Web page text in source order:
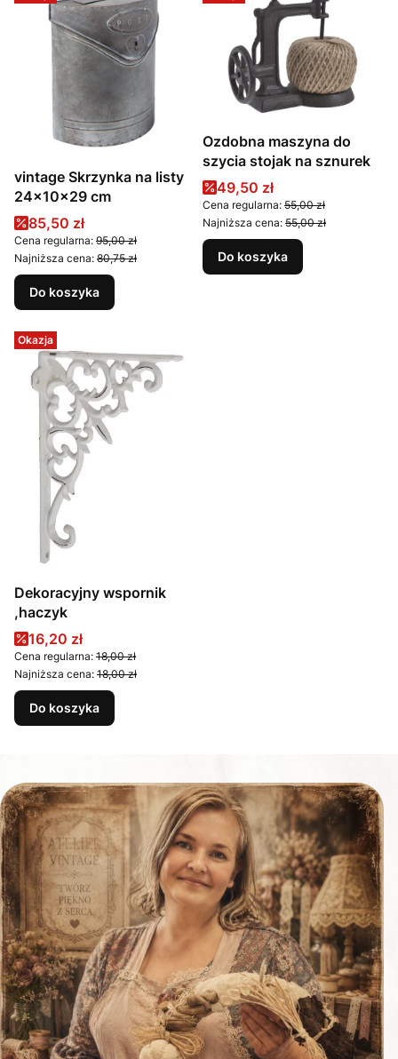
vintage Skrzynka na listy
24x10x29 cm
Cena promocyjna
85,50 zł
Cena regularna: 95,00 zł
Najniższa cena: 80,75 zł
Do koszyka
Ozdobna maszyna do
szycia stojak na sznurek
Cena promocyjna
49,50 zł
Cena regularna: 55,00 zł
Najniższa cena: 55,00 zł
Do koszyka
Okazja
Dekoracyjny wspornik
,haczyk
Cena promocyjna
16,20 zł
Cena regularna: 18,00 zł
Najniższa cena: 18,00 zł
Do koszyka